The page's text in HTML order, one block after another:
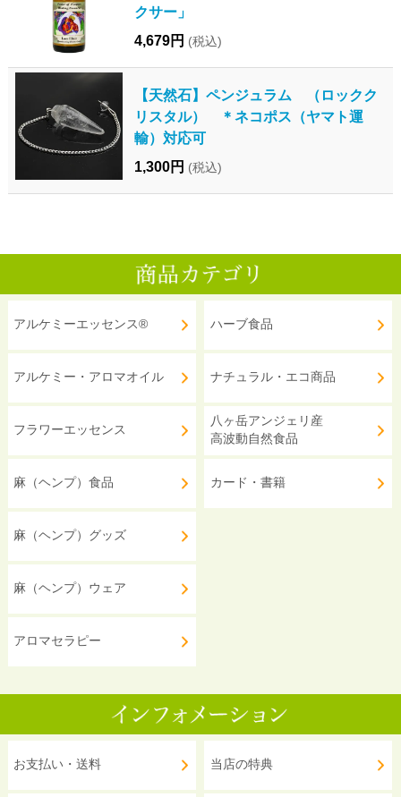
クサー」
4,679円 (税込)
【天然石】ペンジュラム （ロックク
リスタル） ＊ネコポス（ヤマト運
輸）対応可
1,300円 (税込)
アルケミーエッセンス®
アルケミー・アロマオイル
フラワーエッセンス
麻（ヘンプ）食品
麻（ヘンプ）グッズ
麻（ヘンプ）ウェア
アロマセラピー
ハーブ食品
ナチュラル・エコ商品
八ヶ岳アンジェリ産
高波動自然食品
カード・書籍
お支払い・送料 当店の特典